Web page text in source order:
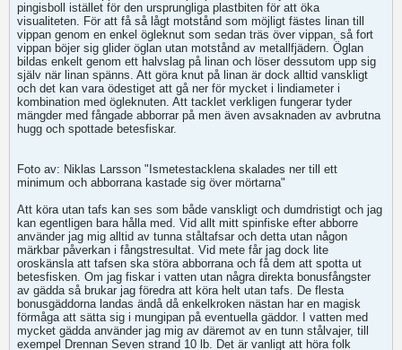
pingisboll istället för den ursprungliga plastbiten för att öka
visualiteten. För att få så lågt motstånd som möjligt fästes linan till
vippan genom en enkel ögleknut som sedan träs över vippan, så fort
vippan böjer sig glider öglan utan motstånd av metallfjädern. Öglan
bildas enkelt genom ett halvslag på linan och löser dessutom upp sig
själv när linan spänns. Att göra knut på linan är dock alltid vanskligt
och det kan vara ödestiget att gå ner för mycket i lindiameter i
kombination med ögleknuten. Att tacklet verkligen fungerar tyder
mängder med fångade abborrar på men även avsaknaden av avbrutna
hugg och spottade betesfiskar.
Foto av: Niklas Larsson "Ismetestacklena skalades ner till ett
minimum och abborrana kastade sig över mörtarna"
Att köra utan tafs kan ses som både vanskligt och dumdristigt och jag
kan egentligen bara hålla med. Vid allt mitt spinfiske efter abborre
använder jag mig alltid av tunna ståltafsar och detta utan någon
märkbar påverkan i fångstresultat. Vid mete får jag dock lite
oroskänsla att tafsen ska störa abborrana och få dem att spotta ut
betesfisken. Om jag fiskar i vatten utan några direkta bonusfångster
av gädda så brukar jag föredra att köra helt utan tafs. De flesta
bonusgäddorna landas ändå då enkelkroken nästan har en magisk
förmåga att sätta sig i mungipan på eventuella gäddor. I vatten med
mycket gädda använder jag mig av däremot av en tunn stålvajer, till
exempel Drennan Seven strand 10 lb. Det är vanligt att höra folk